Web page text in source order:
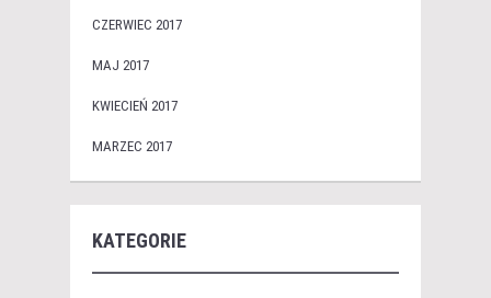
CZERWIEC 2017
MAJ 2017
KWIECIEŃ 2017
MARZEC 2017
KATEGORIE